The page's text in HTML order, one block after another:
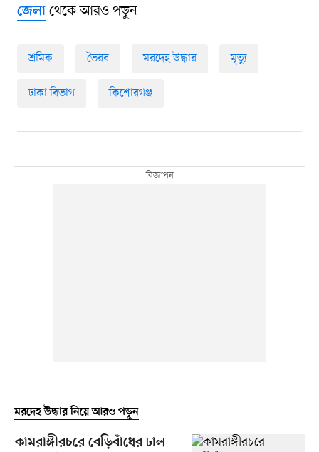
জেলাথেকে আরও পড়ুন
শ্রমিক ভৈরব মরদেহ উদ্ধার মৃত্যু
ঢাকা বিভাগ কিশোরগঞ্জ
মরদেহ উদ্ধার নিয়ে আরও পড়ুন
কামরাঙ্গীরচরে বেড়িবাঁধের ঢাল